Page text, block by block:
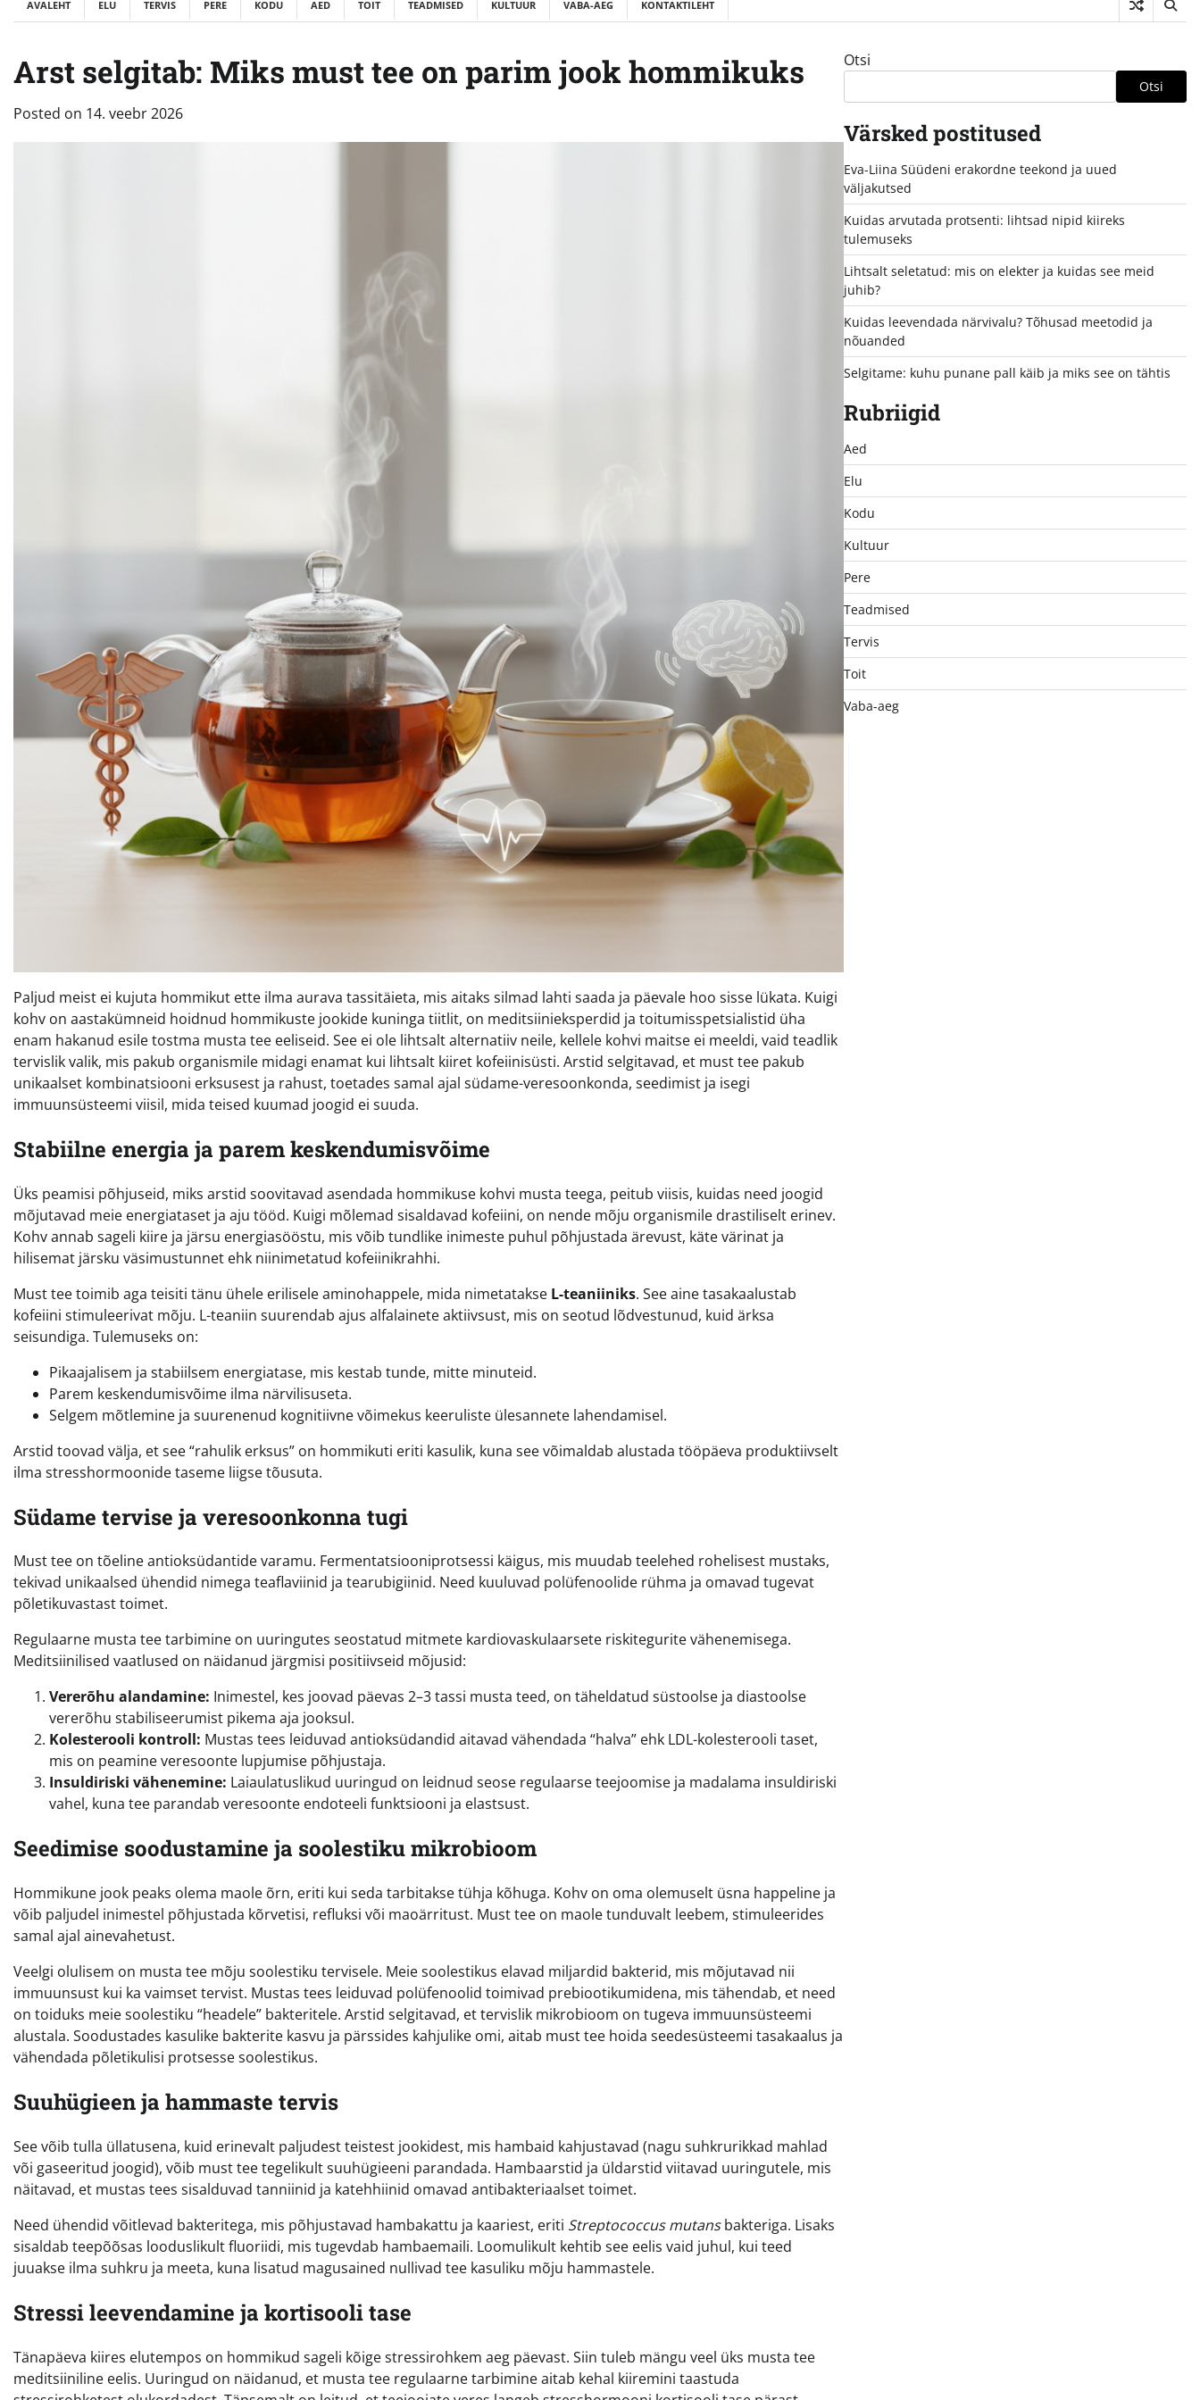
AVALEHT ELU TERVIS PERE KODU AED TOIT TEADMISED KULTUUR VABA-AEG KONTAKTILEHT
Arst selgitab: Miks must tee on parim jook hommikuks
Posted on 14. veebr 2026
Paljud meist ei kujuta hommikut ette ilma aurava tassitäieta, mis aitaks silmad lahti saada ja päevale hoo sisse lükata. Kuigi
kohv on aastakümneid hoidnud hommikuste jookide kuninga tiitlit, on meditsiinieksperdid ja toitumisspetsialistid üha
enam hakanud esile tostma musta tee eeliseid. See ei ole lihtsalt alternatiiv neile, kellele kohvi maitse ei meeldi, vaid teadlik
tervislik valik, mis pakub organismile midagi enamat kui lihtsalt kiiret kofeiinisüsti. Arstid selgitavad, et must tee pakub
unikaalset kombinatsiooni erksusest ja rahust, toetades samal ajal südame-veresoonkonda, seedimist ja isegi
immuunsüsteemi viisil, mida teised kuumad joogid ei suuda.
Stabiilne energia ja parem keskendumisvõime
Üks peamisi põhjuseid, miks arstid soovitavad asendada hommikuse kohvi musta teega, peitub viisis, kuidas need joogid
mõjutavad meie energiataset ja aju tööd. Kuigi mõlemad sisaldavad kofeiini, on nende mõju organismile drastiliselt erinev.
Kohv annab sageli kiire ja järsu energiasööstu, mis võib tundlike inimeste puhul põhjustada ärevust, käte värinat ja
hilisemat järsku väsimustunnet ehk niinimetatud kofeiinikrahhi.
Must tee toimib aga teisiti tänu ühele erilisele aminohappele, mida nimetatakse L-teaniiniks. See aine tasakaalustab
kofeiini stimuleerivat mõju. L-teaniin suurendab ajus alfalainete aktiivsust, mis on seotud lõdvestunud, kuid ärksa
seisundiga. Tulemuseks on:
Pikaajalisem ja stabiilsem energiatase, mis kestab tunde, mitte minuteid.
Parem keskendumisvõime ilma närvilisuseta.
Selgem mõtlemine ja suurenenud kognitiivne võimekus keeruliste ülesannete lahendamisel.
Arstid toovad välja, et see “rahulik erksus” on hommikuti eriti kasulik, kuna see võimaldab alustada tööpäeva produktiivselt
ilma stresshormoonide taseme liigse tõusuta.
Südame tervise ja veresoonkonna tugi
Must tee on tõeline antioksüdantide varamu. Fermentatsiooniprotsessi käigus, mis muudab teelehed rohelisest mustaks,
tekivad unikaalsed ühendid nimega teaflaviinid ja tearubigiinid. Need kuuluvad polüfenoolide rühma ja omavad tugevat
põletikuvastast toimet.
Regulaarne musta tee tarbimine on uuringutes seostatud mitmete kardiovaskulaarsete riskitegurite vähenemisega.
Meditsiinilised vaatlused on näidanud järgmisi positiivseid mõjusid:
Vererõhu alandamine: Inimestel, kes joovad päevas 2–3 tassi musta teed, on täheldatud süstoolse ja diastoolse
vererõhu stabiliseerumist pikema aja jooksul.
Kolesterooli kontroll: Mustas tees leiduvad antioksüdandid aitavad vähendada “halva” ehk LDL-kolesterooli taset,
mis on peamine veresoonte lupjumise põhjustaja.
Insuldiriski vähenemine: Laiaulatuslikud uuringud on leidnud seose regulaarse teejoomise ja madalama insuldiriski
vahel, kuna tee parandab veresoonte endoteeli funktsiooni ja elastsust.
Seedimise soodustamine ja soolestiku mikrobioom
Hommikune jook peaks olema maole õrn, eriti kui seda tarbitakse tühja kõhuga. Kohv on oma olemuselt üsna happeline ja
võib paljudel inimestel põhjustada kõrvetisi, refluksi või maoärritust. Must tee on maole tunduvalt leebem, stimuleerides
samal ajal ainevahetust.
Veelgi olulisem on musta tee mõju soolestiku tervisele. Meie soolestikus elavad miljardid bakterid, mis mõjutavad nii
immuunsust kui ka vaimset tervist. Mustas tees leiduvad polüfenoolid toimivad prebiootikumidena, mis tähendab, et need
on toiduks meie soolestiku “headele” bakteritele. Arstid selgitavad, et tervislik mikrobioom on tugeva immuunsüsteemi
alustala. Soodustades kasulike bakterite kasvu ja pärssides kahjulike omi, aitab must tee hoida seedesüsteemi tasakaalus ja
vähendada põletikulisi protsesse soolestikus.
Suuhügieen ja hammaste tervis
See võib tulla üllatusena, kuid erinevalt paljudest teistest jookidest, mis hambaid kahjustavad (nagu suhkrurikkad mahlad
või gaseeritud joogid), võib must tee tegelikult suuhügieeni parandada. Hambaarstid ja üldarstid viitavad uuringutele, mis
näitavad, et mustas tees sisalduvad tanniinid ja katehhiinid omavad antibakteriaalset toimet.
Need ühendid võitlevad bakteritega, mis põhjustavad hambakattu ja kaariest, eriti Streptococcus mutansbakteriga. Lisaks
sisaldab teepõõsas looduslikult fluoriidi, mis tugevdab hambaemaili. Loomulikult kehtib see eelis vaid juhul, kui teed
juuakse ilma suhkru ja meeta, kuna lisatud magusained nullivad tee kasuliku mõju hammastele.
Stressi leevendamine ja kortisooli tase
Tänapäeva kiires elutempos on hommikud sageli kõige stressirohkem aeg päevast. Siin tuleb mängu veel üks musta tee
meditsiiniline eelis. Uuringud on näidanud, et musta tee regulaarne tarbimine aitab kehal kiiremini taastuda
Otsi
Otsi
Värsked postitused
Eva-Liina Süüdeni erakordne teekond ja uued
väljakutsed
Kuidas arvutada protsenti: lihtsad nipid kiireks
tulemuseks
Lihtsalt seletatud: mis on elekter ja kuidas see meid
juhib?
Kuidas leevendada närvivalu? Tõhusad meetodid ja
nõuanded
Selgitame: kuhu punane pall käib ja miks see on tähtis
Rubriigid
Aed
Elu
Kodu
Kultuur
Pere
Teadmised
Tervis
Toit
Vaba-aeg